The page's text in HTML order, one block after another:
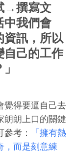
→撰寫文
中我們會
資訊，所以
自己的工作
覺得要逼自己去
朗朗上口的關鍵
考：
「擁有熱
，而是刻意練